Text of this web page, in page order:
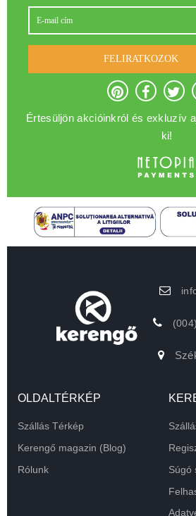
FELIRATKOZOK
Értesüljön akcióinkról és exkluzív
ki!
OLDALTÉRKÉP
Szállás Térkép
Kerengő magazin (Blog)
Rólunk
Súgó